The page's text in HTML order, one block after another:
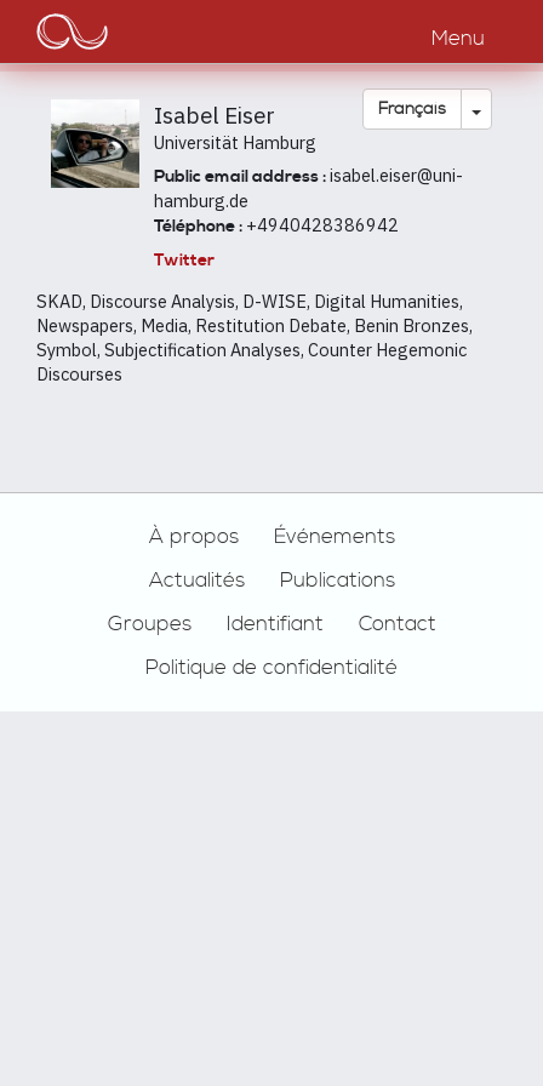
contenu
principal
Main
navigation
Menu
Français Toggle
Isabel Eiser
Universität Hamburg
Public email address :isabel.eiser@uni-
hamburg.de
Téléphone : +4940428386942
Twitter
SKAD, Discourse Analysis, D-WISE, Digital Humanities,
Newspapers, Media, Restitution Debate, Benin Bronzes,
Symbol, Subjectification Analyses, Counter Hegemonic
Discourses
À propos
Événements
Actualités
Publications
Groupes
Identifiant
Contact
Politique de confidentialité